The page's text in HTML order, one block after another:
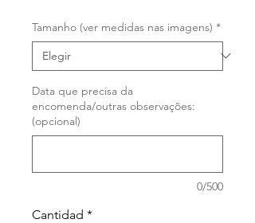
Tamanho (ver medidas nas imagens) *
Data que precisa da
encomenda/outras observações:
(opcional)
0/500
Cantidad *